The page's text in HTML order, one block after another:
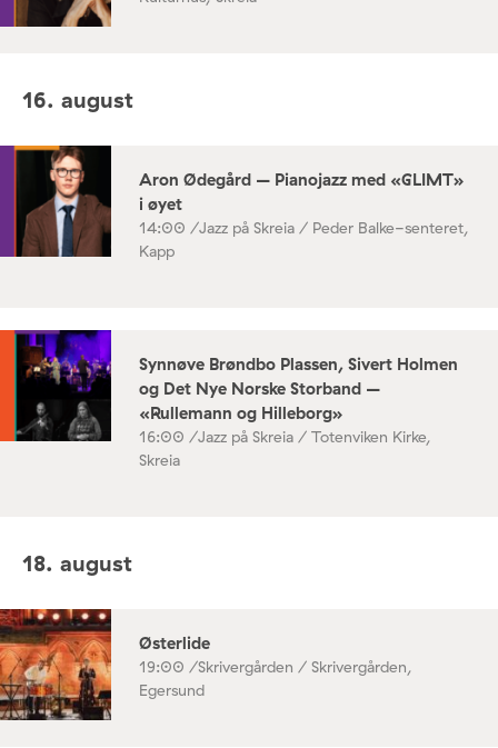
16. august
Aron Ødegård – Pianojazz med «GLIMT»
i øyet
14:00 /Jazz på Skreia / Peder Balke-senteret,
Kapp
Synnøve Brøndbo Plassen, Sivert Holmen
og Det Nye Norske Storband –
«Rullemann og Hilleborg»
16:00 /Jazz på Skreia / Totenviken Kirke,
Skreia
18. august
Østerlide
19:00 /Skrivergården / Skrivergården,
Egersund